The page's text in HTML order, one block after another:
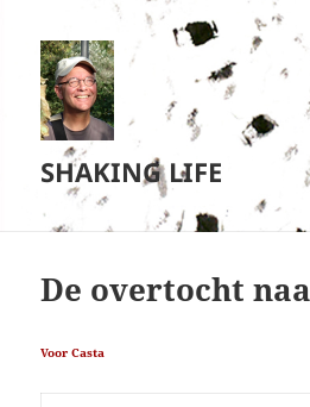
SHAKING LIFE
De overtocht
Voor Casta